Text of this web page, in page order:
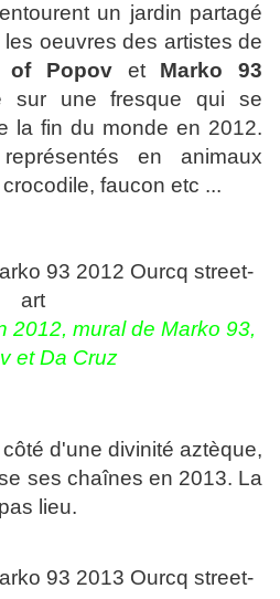
un jardin partagé
oeuvres des artistes de
of Popovet Marko 93
sur une fresque qui se
la fin du monde en 2012.
en animaux
faucon etc ...
2012, mural de Marko 93,
et Da Cruz
d'une divinité aztèque,
ses chaînes en 2013. La
lieu.